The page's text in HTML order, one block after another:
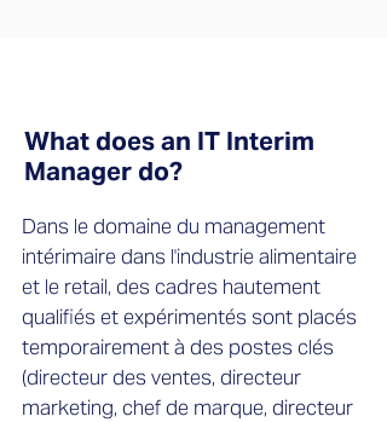
What does an IT Interim
Manager do?
Dans le domaine du management
intérimaire dans l'industrie alimentaire
et le retail, des cadres hautement
qualifiés et expérimentés sont placés
temporairement à des postes clés
(directeur des ventes, directeur
marketing, chef de marque, directeur